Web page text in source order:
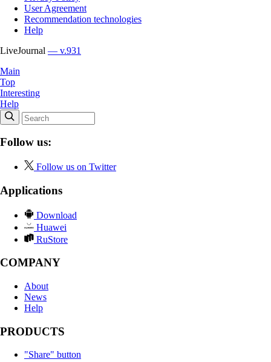
User Agreement
Recommendation technologies
Help
LiveJournal — v.931
Main
Top
Interesting
Help
Follow us:
Follow us on Twitter
Applications
Download
Huawei
RuStore
COMPANY
About
News
Help
PRODUCTS
"Share" button